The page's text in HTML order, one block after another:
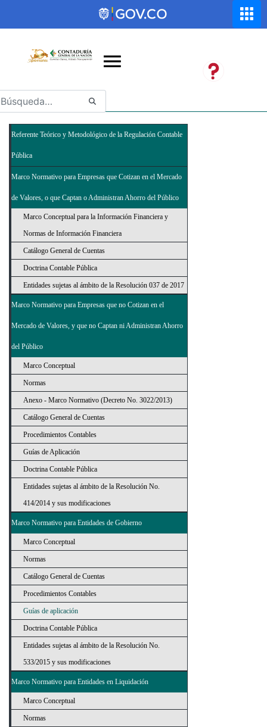
Saltar al contenido principal
Abrir menú de accesibilidad
Referente Teórico y Metodológico de la Regulación Contable
Pública
Marco Normativo para Empresas que Cotizan en el Mercado
de Valores, o que Captan o Administran Ahorro del Público
Marco Conceptual para la Información Financiera y
Normas de Información Financiera
Catálogo General de Cuentas
Doctrina Contable Pública
Entidades sujetas al ámbito de la Resolución 037 de 2017
Marco Normativo para Empresas que no Cotizan en el
Mercado de Valores, y que no Captan ni Administran Ahorro
del Público
Marco Conceptual
Normas
Anexo - Marco Normativo (Decreto No. 3022/2013)
Catálogo General de Cuentas
Procedimientos Contables
Guías de Aplicación
Doctrina Contable Pública
Entidades sujetas al ámbito de la Resolución No.
414/2014 y sus modificaciones
Marco Normativo para Entidades de Gobierno
Marco Conceptual
Normas
Catálogo General de Cuentas
Procedimientos Contables
Guías de aplicación
Doctrina Contable Pública
Entidades sujetas al ámbito de la Resolución No.
533/2015 y sus modificaciones
Marco Normativo para Entidades en Liquidación
Marco Conceptual
Normas